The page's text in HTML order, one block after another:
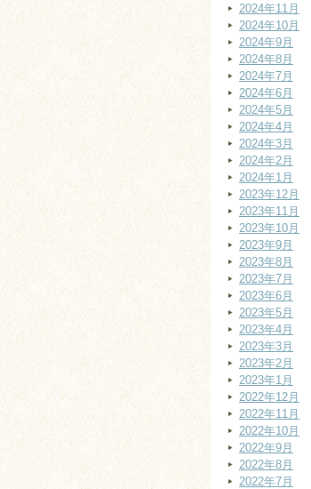
2024年11月
2024年10月
2024年9月
2024年8月
2024年7月
2024年6月
2024年5月
2024年4月
2024年3月
2024年2月
2024年1月
2023年12月
2023年11月
2023年10月
2023年9月
2023年8月
2023年7月
2023年6月
2023年5月
2023年4月
2023年3月
2023年2月
2023年1月
2022年12月
2022年11月
2022年10月
2022年9月
2022年8月
2022年7月